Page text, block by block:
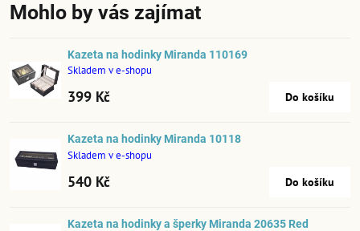
Mohlo by vás zajímat
Kazeta na hodinky Miranda 110169
Skladem v e-shopu
399 Kč Do košíku
Kazeta na hodinky Miranda 10118
Skladem v e-shopu
540 Kč Do košíku
Kazeta na hodinky a šperky Miranda 20635 Red